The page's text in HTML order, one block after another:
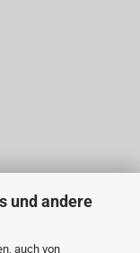
und andere
auch von